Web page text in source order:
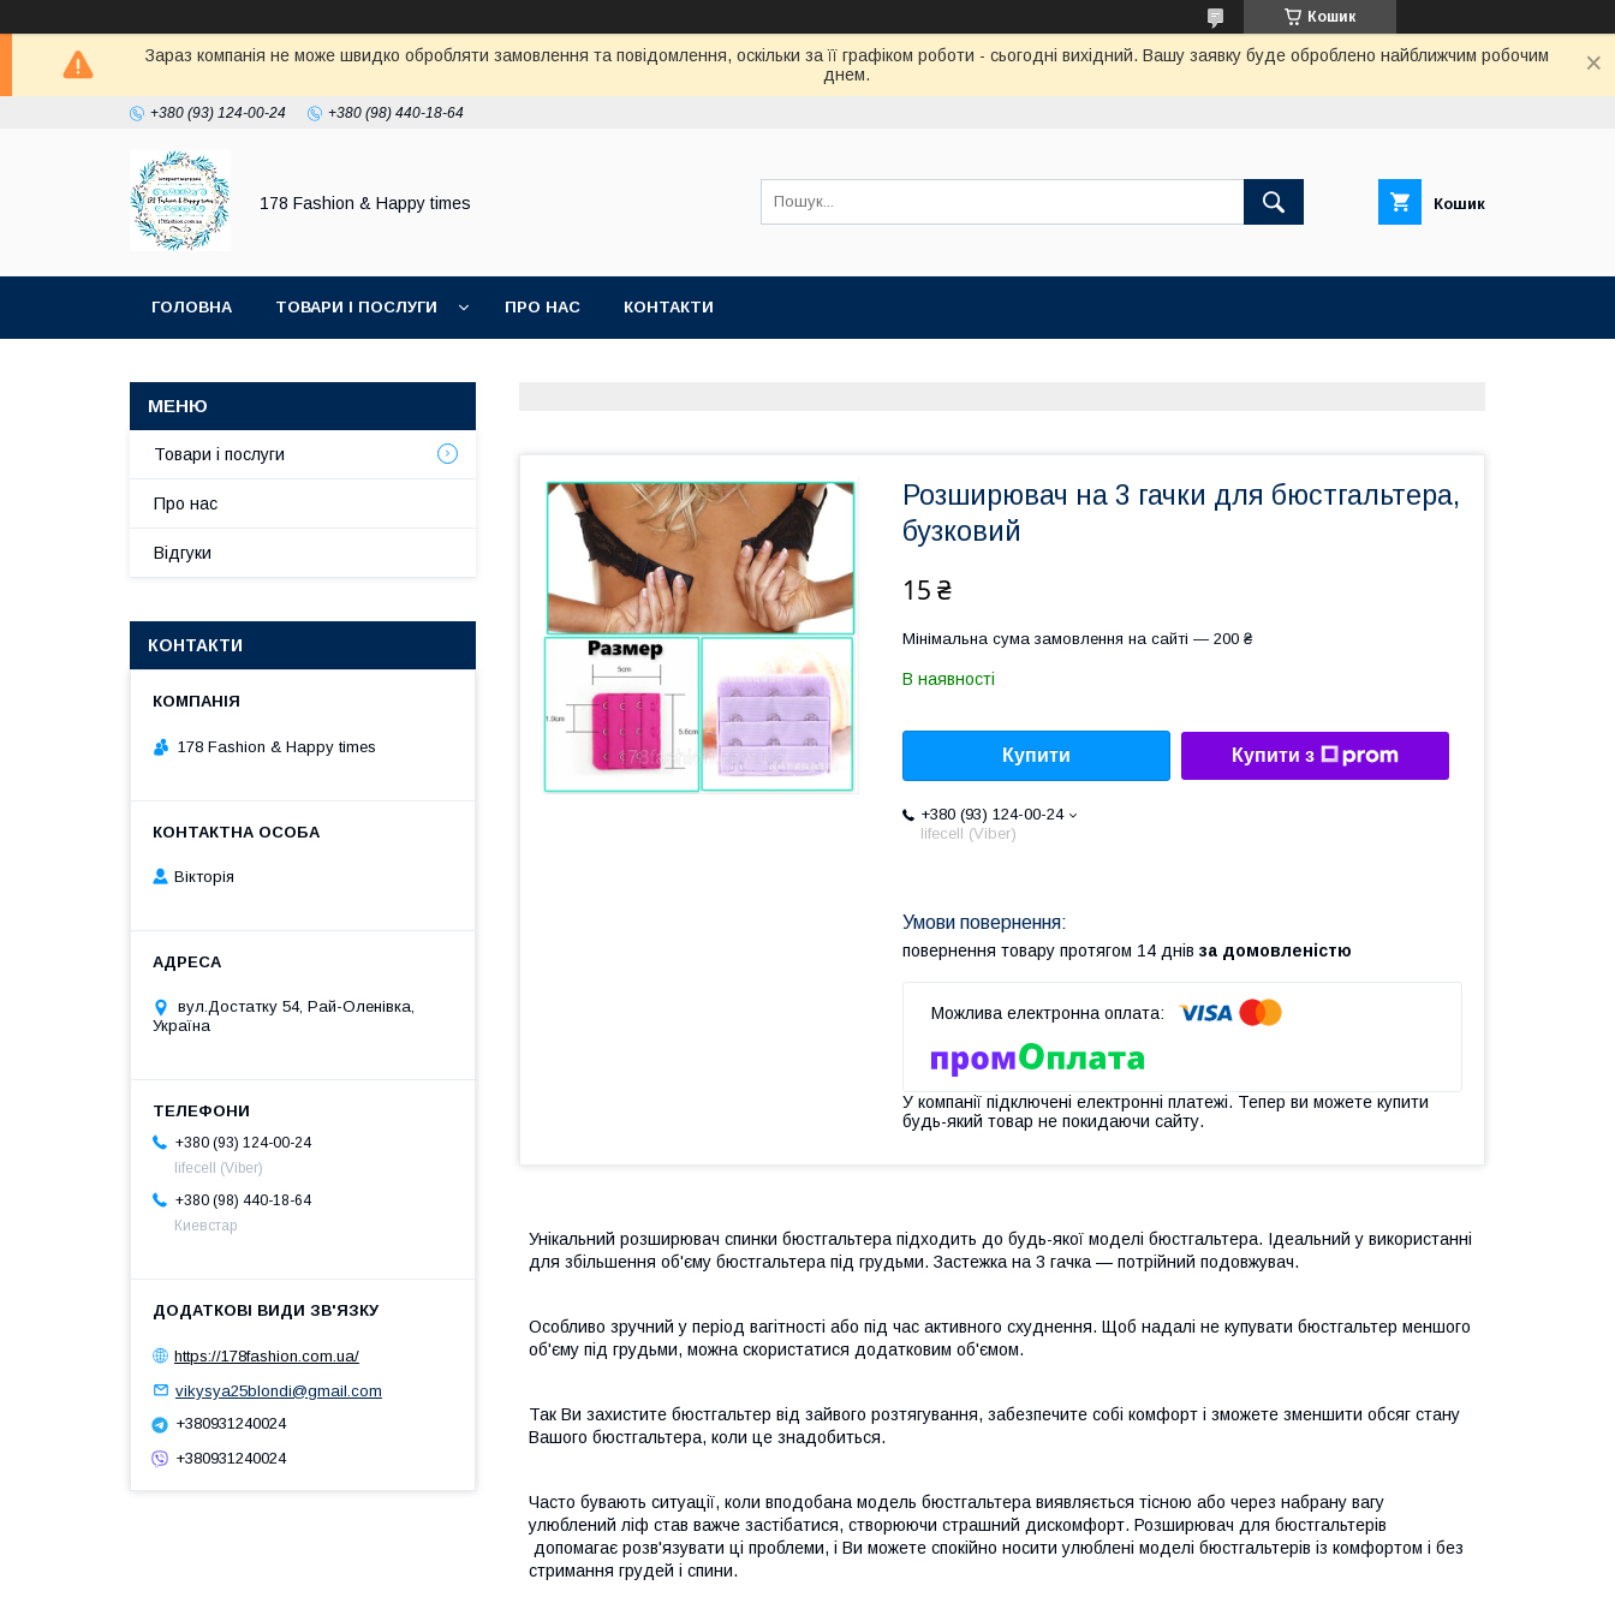
Кошик
Зараз компанія не може швидко обробляти замовлення та повідомлення, оскільки за її графіком роботи - сьогодні вихідний. Вашу заявку буде оброблено найближчим робочим
днем.
+380 (93) 124-00-24 +380 (98) 440-18-64
178 Fashion & Happy times Кошик
ГОЛОВНА ТОВАРИ І ПОСЛУГИ ПРО НАС КОНТАКТИ
Розширювач на 3 гачки для бюстгальтера,
бузковий
15 ₴
Мінімальна сума замовлення на сайті — 200 ₴
В наявності
Купити Купити з
+380 (93) 124-00-24
lifecell (Viber)
повернення товару протягом 14 днів за домовленістю
У компанії підключені електронні платежі. Тепер ви можете купити
будь-який товар не покидаючи сайту.
Унікальний розширювач спинки бюстгальтера підходить до будь-якої моделі бюстгальтера. Ідеальний у використанні
для збільшення об'єму бюстгальтера під грудьми. Застежка на 3 гачка — потрійний подовжувач.
Особливо зручний у період вагітності або під час активного схуднення. Щоб надалі не купувати бюстгальтер меншого
об'єму під грудьми, можна скористатися додатковим об'ємом.
Так Ви захистите бюстгальтер від зайвого розтягування, забезпечите собі комфорт і зможете зменшити обсяг стану
Вашого бюстгальтера, коли це знадобиться.
Часто бувають ситуації, коли вподобана модель бюстгальтера виявляється тісною або через набрану вагу
улюблений ліф став важче застібатися, створюючи страшний дискомфорт. Розширювач для бюстгальтерів
допомагає розв'язувати ці проблеми, і Ви можете спокійно носити улюблені моделі бюстгальтерів із комфортом і без
стримання грудей і спини.
Товари і послуги
Про нас
Відгуки
КОНТАКТИ
178 Fashion & Happy times
Вікторія
вул.Достатку 54, Рай-Оленівка,
Україна
+380 (93) 124-00-24
lifecell (Viber)
+380 (98) 440-18-64
Киевстар
https://178fashion.com.ua/
vikysya25blondi@gmail.com
+380931240024
+380931240024